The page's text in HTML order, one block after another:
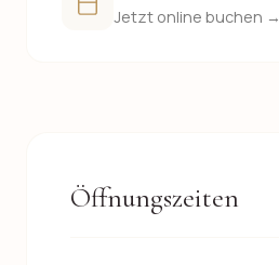
Jetzt online buchen →
Öffnungszeiten